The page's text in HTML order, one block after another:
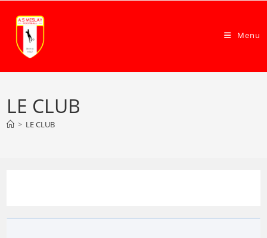
Menu
LE CLUB
> LE CLUB